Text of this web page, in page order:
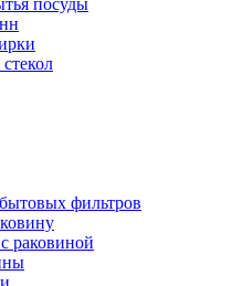
посуды
фильтров
раковиной